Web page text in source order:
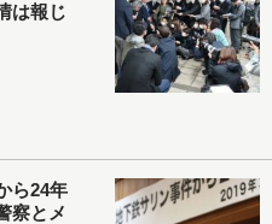
は報じ
ら24年
察とメ